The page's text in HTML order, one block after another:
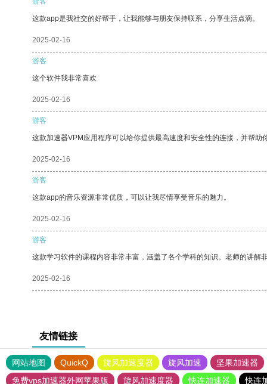
这款app是我社交的好帮手，让我能够与朋友保持联系，分享生活点滴。
2025-02-16
游客
这个软件我非常喜欢
2025-02-16
游客
这款加速器VPM应用程序可以给你提供最高速度和安全性的连接，并帮助
2025-02-16
游客
这款app的音乐资源非常优质，可以让我尽情享受音乐的魅力。
2025-02-16
游客
这款学习软件的课程内容非常丰富，涵盖了各个学科的知识。老师的讲解
2025-02-16
友情链接
网站地图 QuickQ 旋风加速度器 旋风加速
坚果加速器
免费vps加速器外网苹果版
旋风加速度器 快连加速器 快连